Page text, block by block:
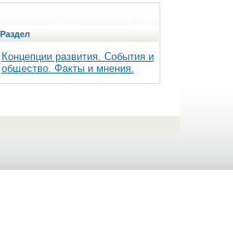
Раздел
Концепции развития. События и
общество. Факты и мнения.